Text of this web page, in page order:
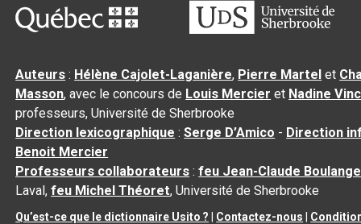
Auteurs : Hélène Cajolet-Laganière, Pierre Martel et
Masson, avec le concours de Louis Mercier et Nadine
professeurs, Université de Sherbrooke
Direction lexicographique :Serge D’Amico - Direction
Benoit Mercier
Professeurs collaborateurs :feu Jean-Claude
Laval,feu Michel Théoret, Université de Sherbrooke
Qu’est-ce que le dictionnaire Usito ? Contactez-nous